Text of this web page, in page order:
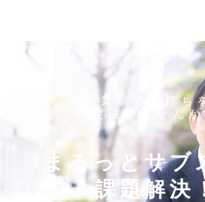
業績の頭打ち
突破しません
まるっとサブ
課題解決